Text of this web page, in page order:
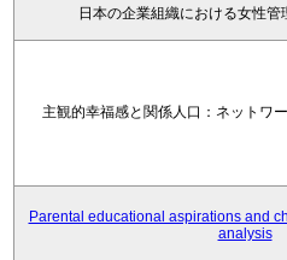
日本の企業組織における女性管
主観的幸福感と関係人口：ネットワ
Parental educational aspirations and
analysis